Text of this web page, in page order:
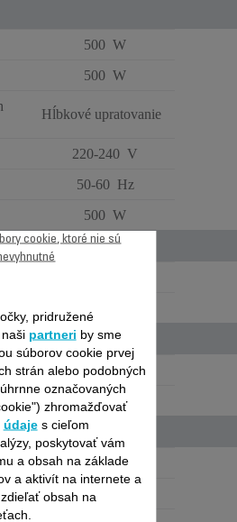
500 W
500 W
Hĺbkové upratovanie
220-240 V
50-60 Hz
500 W
3
2.5
9 m
6.2 m
pridružené
partneri by sme
súborov cookie prvej
strán alebo podobných
označovaných
zhromažďovať
údajes cieľom
poskytovať vám
a obsah na základe
a aktivít na internete a
obsah na
cookie, ktoré nie sú